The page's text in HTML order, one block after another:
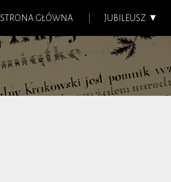
STRONA GŁÓWNA JUBILEUSZ